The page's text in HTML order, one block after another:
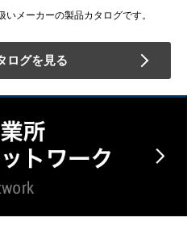
メーカーの製品カタログです。
ログを見る